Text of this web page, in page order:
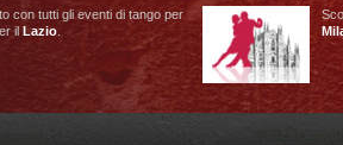
con tutti gli eventi di tango per
il Lazio